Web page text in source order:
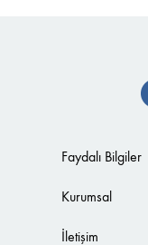
Faydalı Bilgiler
Kurumsal
İletişim